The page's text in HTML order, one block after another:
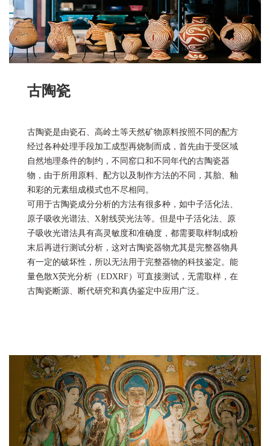
古陶瓷
古陶瓷是由瓷石、高岭土等天然矿物原料按照不同的配方
经过各种处理手段加工成型再烧制而成，首先由于受区域
自然地理条件的制约，不同窑口和不同年代的古陶瓷器
物，由于所用原料、配方以及制作方法的不同，其胎、釉
和彩的元素组成模式也不尽相同。
可用于古陶瓷成分分析的方法有很多种，如中子活化法、
原子吸收光谱法、X射线荧光法等。但是中子活化法、原
子吸收光谱法具有高灵敏度和准确度，都需要取样制成粉
末后再进行测试分析，这对古陶瓷器物尤其是完整器物具
有一定的破坏性，所以无法用于完整器物的科技鉴定。能
量色散X荧光分析（EDXRF）可直接测试，无需取样，在
古陶瓷断源、断代研究和真伪鉴定中应用广泛。